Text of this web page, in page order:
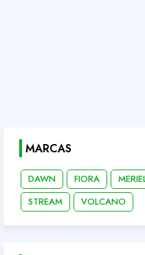
MARCAS
DAWN FIORA
STREAM
VOLCANO